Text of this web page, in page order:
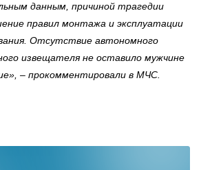
данным, причиной трагедии
правил монтажа и эксплуатации
Отсутствие автономного
извещателя не оставило мужчине
– прокомментировали в МЧС.